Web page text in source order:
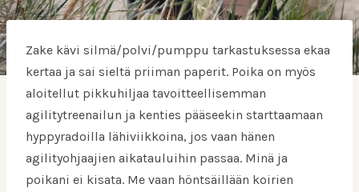
Zake kävi silmä/polvi/pumppu tarkastuksessa ekaa
kertaa ja sai sieltä priiman paperit. Poika on myös
aloitellut pikkuhiljaa tavoitteellisemman
agilitytreenailun ja kenties pääseekin starttaamaan
hyppyradoilla lähiviikkoina, jos vaan hänen
agilityohjaajien aikatauluihin passaa. Minä ja
poikani ei kisata. Me vaan höntsäillään koirien